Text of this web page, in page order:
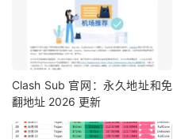
Clash Sub 官网：永久地址和免
翻地址 2026 更新